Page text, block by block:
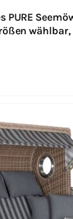
wählbar,